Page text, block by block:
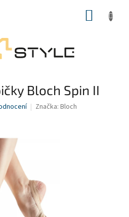
Bloch Spin II
Značka: Bloch